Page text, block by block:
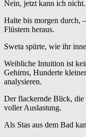
Nein, jetzt kann ich nicht.
Halte bis morgen durch,
Flüstern heraus.
Sweta spürte, wie ihr
Weibliche Intuition ist
Gehirns, Hunderte
analysieren.
Der flackernde Blick, die
voller Auslastung.
Als Stas aus dem Bad